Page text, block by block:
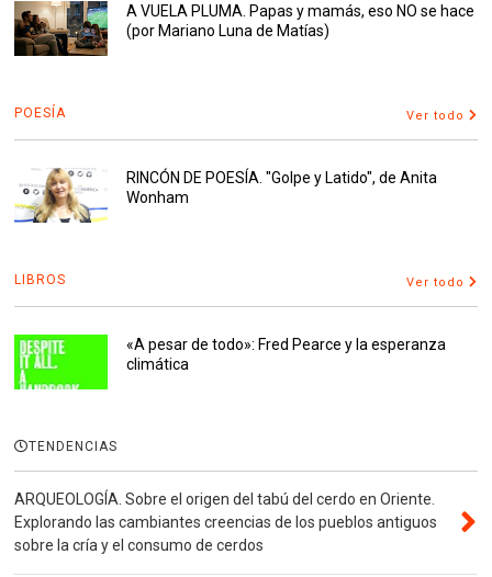
A VUELA PLUMA. Papas y mamás, eso NO se hace
(por Mariano Luna de Matías)
POESÍA Ver todo
RINCÓN DE POESÍA. "Golpe y Latido", de Anita
Wonham
LIBROS Ver todo
«A pesar de todo»: Fred Pearce y la esperanza
climática
TENDENCIAS
ARQUEOLOGÍA. Sobre el origen del tabú del cerdo en Oriente.
Explorando las cambiantes creencias de los pueblos antiguos
sobre la cría y el consumo de cerdos